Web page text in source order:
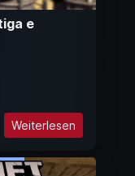
e
Weiterlesen